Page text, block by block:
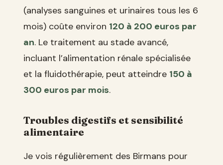
(analyses sanguines et urinaires tous les 6
mois) coûte environ 120 à 200 euros par
an. Le traitement au stade avancé,
incluant l’alimentation rénale spécialisée
et la fluidothérapie, peut atteindre 150 à
300 euros par mois.
Troubles digestifs et sensibilité
alimentaire
Je vois régulièrement des Birmans pour